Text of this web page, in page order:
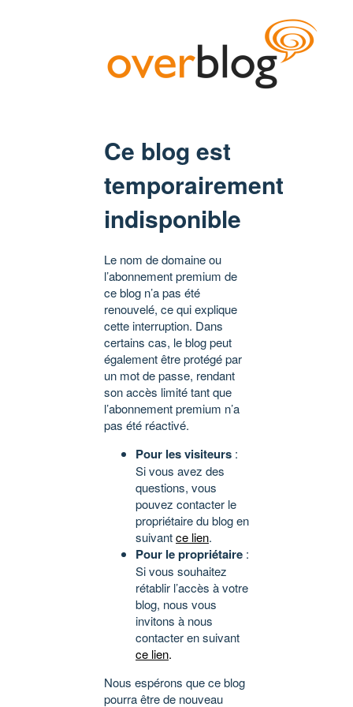
Ce blog est
temporairement
indisponible
Le nom de domaine ou
l’abonnement premium de
ce blog n’a pas été
renouvelé, ce qui explique
cette interruption. Dans
certains cas, le blog peut
également être protégé par
un mot de passe, rendant
son accès limité tant que
l’abonnement premium n’a
pas été réactivé.
Pour les visiteurs :
Si vous avez des
questions, vous
pouvez contacter le
propriétaire du blog en
suivantce lien.
Pour le propriétaire :
Si vous souhaitez
rétablir l’accès à votre
blog, nous vous
invitons à nous
contacter en suivant
ce lien.
Nous espérons que ce blog
pourra être de nouveau